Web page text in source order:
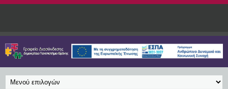
Παράκαμψη προς το κυρίως περιεχόμενο